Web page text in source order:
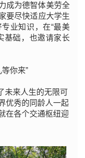
成为德智体美劳全
要尽快适应大学生
业知识，在“最美
基础，也邀请家长
你来”
未来人生的无限可
优秀的同龄人一起
在各个交通枢纽迎